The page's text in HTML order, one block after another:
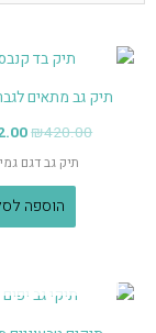
תיק גב מתאים
₪420.00
תיק גב דגם
הוספה